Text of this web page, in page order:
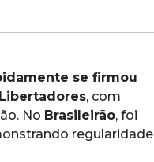
se firmou
Libertadores, com
No Brasileirão, foi
regularidade